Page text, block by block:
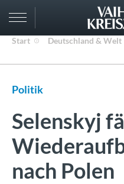
Start Deutschland & Welt
Politik
Selenskyj
nach Polen